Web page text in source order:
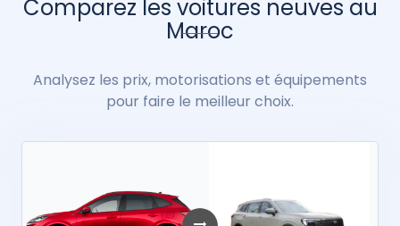
Comparez les voitures neuves au
Maroc
Analysez les prix, motorisations et équipements
pour faire le meilleur choix.